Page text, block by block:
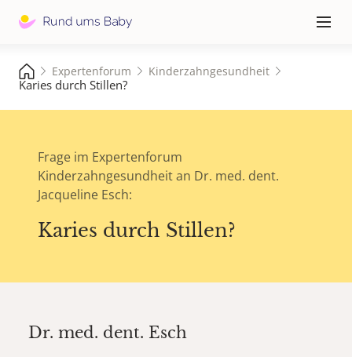
≡
Expertenforum Kinderzahngesundheit
Karies durch Stillen?
Frage im Expertenforum
Kinderzahngesundheit an Dr. med. dent.
Jacqueline Esch:
Karies durch Stillen?
Dr. med. dent. Esch